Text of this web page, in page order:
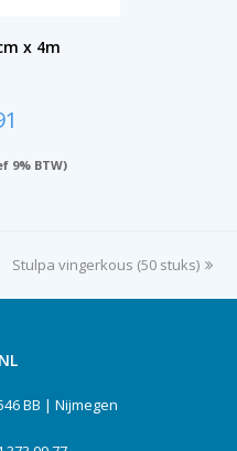
x 4m
9% BTW)
next
Stulpa vingerkous (50 stuks)
BB | Nijmegen